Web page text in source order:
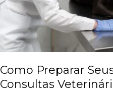
Como Preparar
Consultas